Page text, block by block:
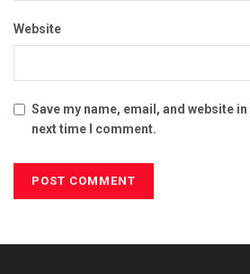
Website
Save my name, email, and website
next time I comment.